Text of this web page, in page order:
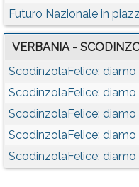
Futuro Nazionale in
VERBANIA -
ScodinzolaFelice:
ScodinzolaFelice:
ScodinzolaFelice:
ScodinzolaFelice:
ScodinzolaFelice: